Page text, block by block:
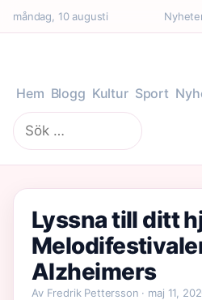
måndag, 10 augusti
Hem Blogg Kultur Sport
Sök
efter:
Lyssna till ditt
Alzheimers
Av Fredrik Pettersson · maj 11,